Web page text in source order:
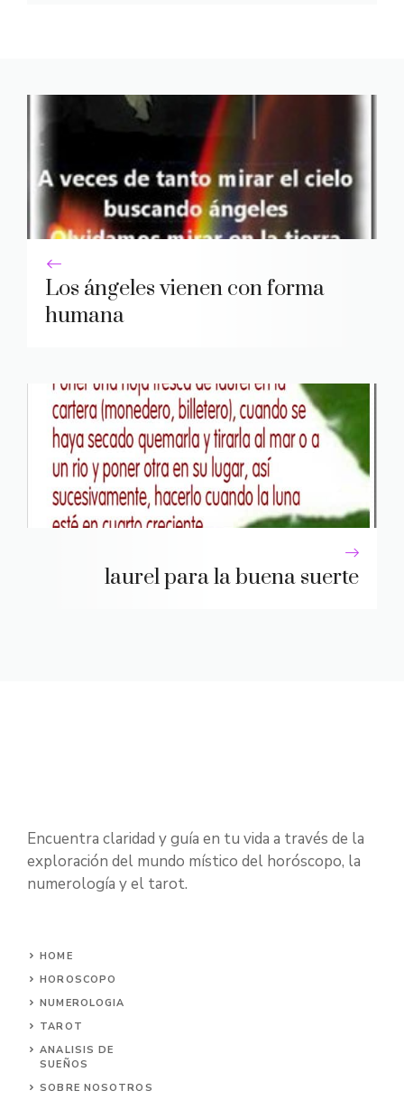
Los ángeles vienen con forma
humana
laurel para la buena suerte
Encuentra claridad y guía en tu vida a través de la
exploración del mundo místico del horóscopo, la
numerología y el tarot.
HOME
HOROSCOPO
NUMEROLOGIA
TAROT
ANALISIS DE
SUEÑOS
SOBRE NOSOTROS